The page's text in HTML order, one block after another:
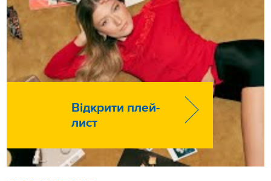
Відкрити плей-
лист